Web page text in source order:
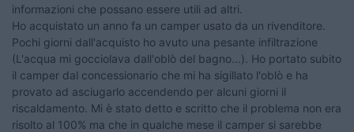
informazioni che possano essere utili ad altri.
Ho acquistato un anno fa un camper usato da un rivenditore.
Pochi giorni dall'acquisto ho avuto una pesante infiltrazione
(L'acqua mi gocciolava dall'oblò del bagno...). Ho portato subito
il camper dal concessionario che mi ha sigillato l'oblò e ha
provato ad asciugarlo accendendo per alcuni giorni il
riscaldamento. Mi è stato detto e scritto che il problema non era
risolto al 100% ma che in qualche mese il camper si sarebbe